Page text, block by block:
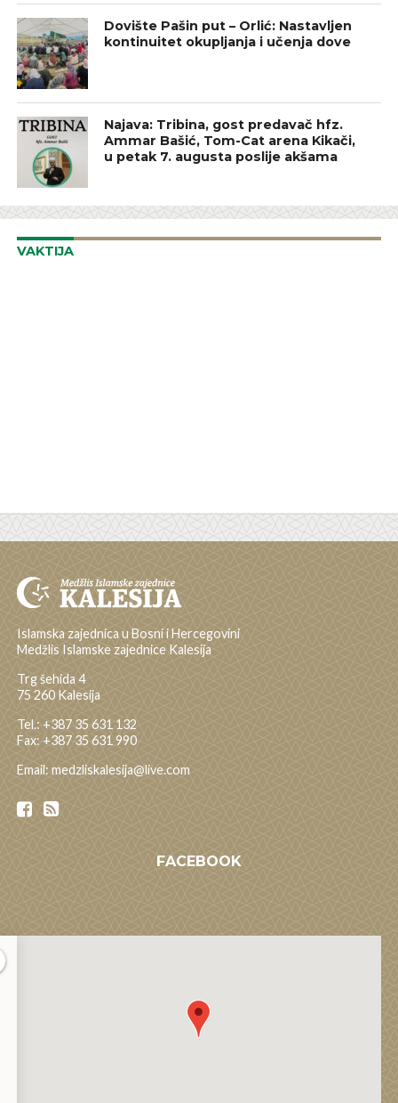
Dovište Pašin put – Orlić: Nastavljen
kontinuitet okupljanja i učenja dove
Najava: Tribina, gost predavač hfz.
Ammar Bašić, Tom-Cat arena Kikači,
u petak 7. augusta poslije akšama
VAKTIJA
Islamska zajednica u Bosni i Hercegovini
Medžlis Islamske zajednice Kalesija
Trg šehida 4
75 260 Kalesija
Tel.: +387 35 631 132
Fax: +387 35 631 990
Email: medzliskalesija@live.com
FACEBOOK